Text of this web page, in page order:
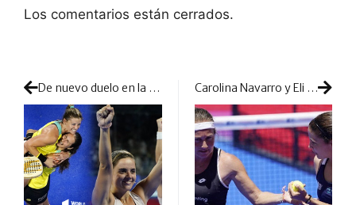
Los comentarios están cerrados.
De nuevo duelo en la cumbre: Málaga vibrará con un Salazar-Triay vs. Sánchez-Josemaría Carolina Navarro y Eli Amatriain deciden poner el punto final a su aventura